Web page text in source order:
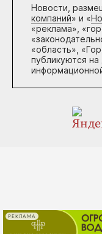
Новости,
компаний» и «
«реклама»,
«область»,
публикуются
РЕКЛАМА